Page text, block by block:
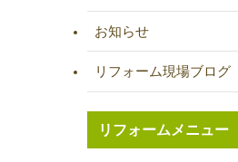
お知らせ
リフォーム現場ブログ
リフォームメニュー